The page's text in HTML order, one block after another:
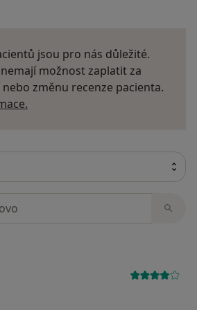
jsou pro nás důležité.
možnost zaplatit za
změnu recenze pacienta.